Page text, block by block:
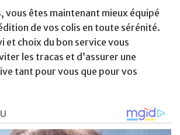
vous êtes maintenant mieux équipé
de vos colis en toute sérénité.
et choix du bon service vous
les tracas et d’assurer une
tant pour vous que pour vos